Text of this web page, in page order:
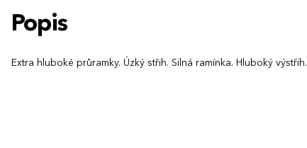
Popis
Extra hluboké průramky. Úzký střih. Silná ramínka. Hluboký výstřih.